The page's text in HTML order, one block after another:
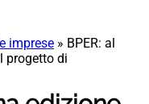
imprese » BPER: al
progetto di